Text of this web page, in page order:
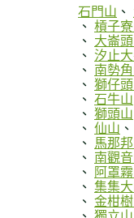
石門山
槓子
大崙
汐止
南勢
獅仔
石牛山
獅頭山
仙山
馬那
南觀
阿罩
集集
金柑